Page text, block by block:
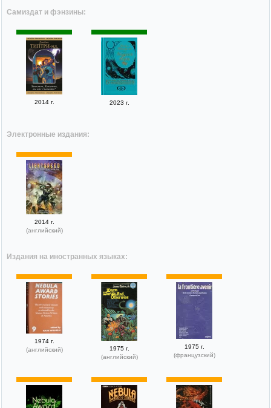
Самиздат и фэнзины:
2014 г. 2023 г.
Электронные издания:
2014 г.
(английский)
Издания на иностранных языках:
1974 г.
(английский)
1975 г.
(английский)
1975 г.
(французский)